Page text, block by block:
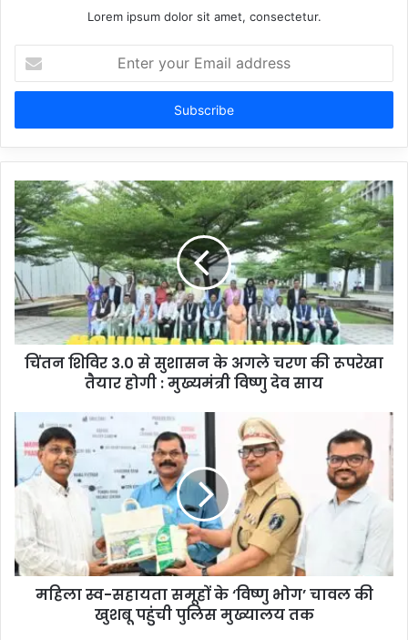
Lorem ipsum dolor sit amet, consectetur.
your
Email
चिंतन शिविर 3.0 से सुशासन के अगले चरण की रूपरेखा
तैयार होगी : मुख्यमंत्री विष्णु देव साय
महिला स्व-सहायता समूहों के ‘विष्णु भोग’ चावल की
खुशबू पहुंची पुलिस मुख्यालय तक